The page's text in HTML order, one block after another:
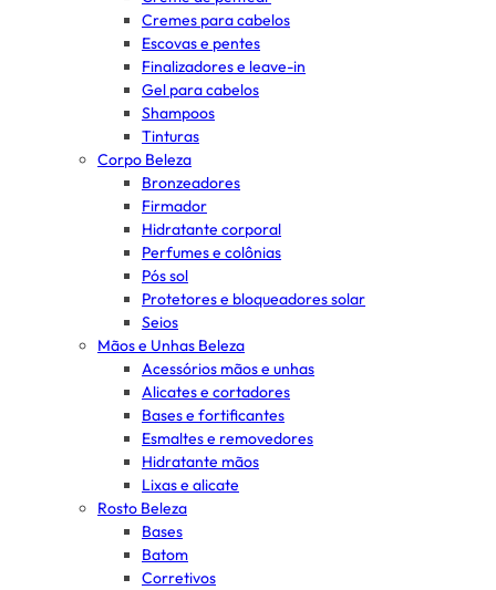
Cremes para cabelos
Escovas e pentes
Finalizadores e leave-in
Gel para cabelos
Shampoos
Tinturas
Corpo Beleza
Bronzeadores
Firmador
Hidratante corporal
Perfumes e colônias
Pós sol
Protetores e bloqueadores solar
Seios
Mãos e Unhas Beleza
Acessórios mãos e unhas
Alicates e cortadores
Bases e fortificantes
Esmaltes e removedores
Hidratante mãos
Lixas e alicate
Rosto Beleza
Bases
Batom
Corretivos